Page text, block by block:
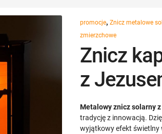
promocje,Znicz metalowe
zmierzchowe
Znicz
z
Metalowy znicz solarny
tradycję z innowacją.
wyjątkowy efekt świetlny